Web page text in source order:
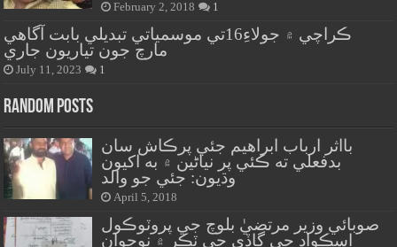
February 2, 2018 1
ڪراچي ۾ جولاءِ16تي موسمياتي تبديلي بابت آگاهي
مارچ جون تياريون جاري
July 11, 2023 1
Random Posts
بااثر ارباب ابراهيم جئي پرڪاش سان
بدفعلي ته ڪئي پر نياڻين ۾ به اکيون
وڌيون: جئي جو والد
April 5, 2018
صوبائي وزير مرتضيٰ بلوچ جي پروٽوڪول
اسڪواڊ جي گاڏي جي ٽڪر ۾ نوجوان